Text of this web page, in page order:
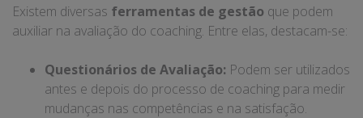
Existem diversas ferramentas de gestão que podem
auxiliar na avaliação do coaching. Entre elas, destacam-se:
Questionários de Avaliação: Podem ser utilizados
antes e depois do processo de coaching para medir
mudanças nas competências e na satisfação.